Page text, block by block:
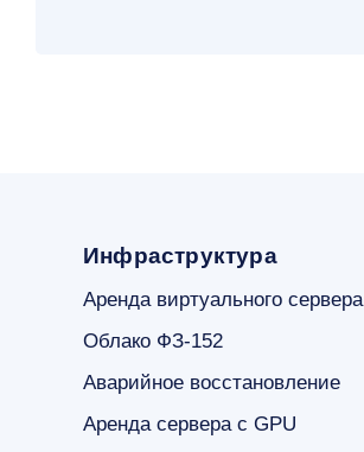
Инфраструктура
Аренда виртуального сервера
Облако ФЗ-152
Аварийное восстановление
Аренда сервера с GPU